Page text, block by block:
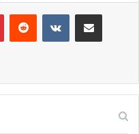
PinterestReddit VKontakteShare via Email